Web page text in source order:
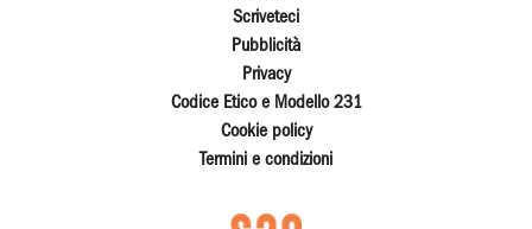
Scriveteci
Pubblicità
Privacy
Codice Etico e Modello 231
Cookie policy
Termini e condizioni